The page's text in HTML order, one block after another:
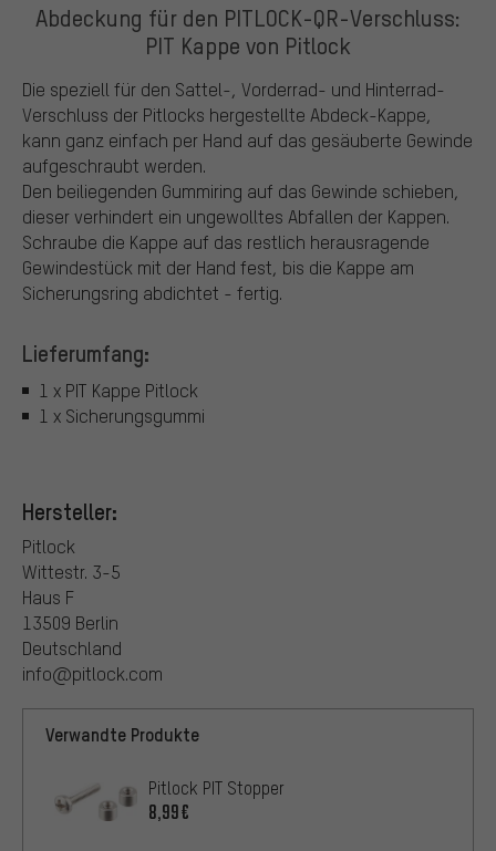
Abdeckung für den PITLOCK-QR-Verschluss:
PIT Kappe von Pitlock
Die speziell für den Sattel-, Vorderrad- und Hinterrad-
Verschluss der Pitlocks hergestellte Abdeck-Kappe,
kann ganz einfach per Hand auf das gesäuberte Gewinde
aufgeschraubt werden.
Den beiliegenden Gummiring auf das Gewinde schieben,
dieser verhindert ein ungewolltes Abfallen der Kappen.
Schraube die Kappe auf das restlich herausragende
Gewindestück mit der Hand fest, bis die Kappe am
Sicherungsring abdichtet - fertig.
Lieferumfang:
1 x PIT Kappe Pitlock
1 x Sicherungsgummi
Hersteller:
Pitlock
Wittestr. 3-5
Haus F
13509 Berlin
Deutschland
info@pitlock.com
Verwandte Produkte
Pitlock PIT Stopper
8,99€